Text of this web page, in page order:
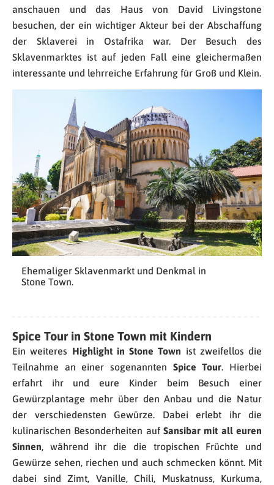
anschauen und das Haus von David Livingstone
besuchen, der ein wichtiger Akteur bei der Abschaffung
der Sklaverei in Ostafrika war. Der Besuch des
Sklavenmarktes ist auf jeden Fall eine gleichermaßen
interessante und lehrreiche Erfahrung für Groß und Klein.
Ehemaliger Sklavenmarkt und Denkmal in
Stone Town.
Spice Tour in Stone Town mit Kindern
Ein weiteres Highlight in Stone Town ist zweifellos die
Teilnahme an einer sogenannten Spice Tour. Hierbei
erfahrt ihr und eure Kinder beim Besuch einer
Gewürzplantage mehr über den Anbau und die Natur
der verschiedensten Gewürze. Dabei erlebt ihr die
kulinarischen Besonderheiten auf Sansibar mit all euren
Sinnen, während ihr die die tropischen Früchte und
Gewürze sehen, riechen und auch schmecken könnt. Mit
dabei sind Zimt, Vanille, Chili, Muskatnuss, Kurkuma,